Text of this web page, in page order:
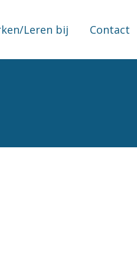
Leren bij Contact